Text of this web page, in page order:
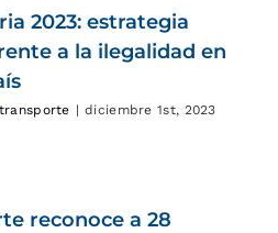
2023: estrategia
a la ilegalidad en
| diciembre 1st, 2023
reconoce a 28